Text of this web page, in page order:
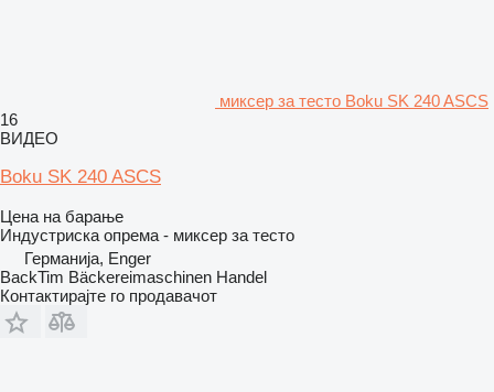
миксер за тесто Boku SK 240 ASCS
16
ВИДЕО
Boku SK 240 ASCS
Цена на барање
Индустриска опрема - миксер за тесто
Германија, Enger
BackTim Bäckereimaschinen Handel
Контактирајте го продавачот